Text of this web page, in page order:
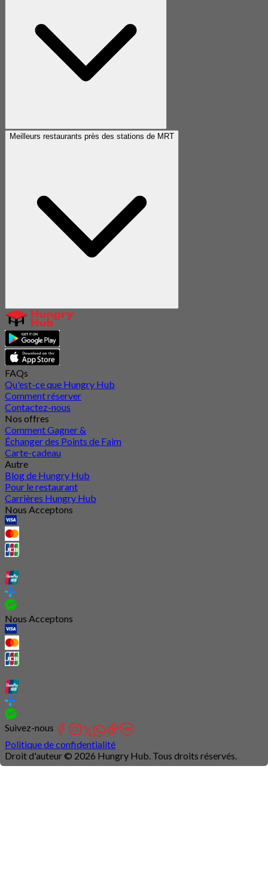
Meilleurs restaurants près des stations de MRT
FAQs
Qu'est-ce que Hungry Hub
Comment réserver
Contactez-nous
Nos offres
Comment Gagner &
Échanger des Points de Faim
Carte-cadeau
Autre
Blog de Hungry Hub
Pour le restaurant
Carrières Hungry Hub
Nous Acceptons
Nous Acceptons
Suivez-nous
Politique de confidentialité
Droit d'auteur © 2026 Hungry Hub. Tous droits réservés.
Connection